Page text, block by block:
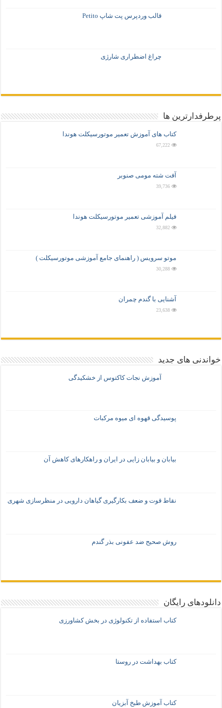
قالب وردپرس پت شاپ Petito
چراغ اضطراری شارژی
پرطرفدارترین ها
کتاب های آموزش تعمیر موتورسیکلت هوندا
67,222
آفت شته مومی صنوبر
39,736
فیلم آموزشی تعمیر موتورسیکلت هوندا
32,882
موتو سرویس ( راهنمای جامع آموزشی موتورسیکلت )
30,288
آشنایی با گندم چمران
23,638
خواندنی های جدید
آموزش نجات کاکتوس از خشکیدگی
پوسیدگی قهوه ای میوه مرکبات
بیابان و بیابان زایی در ایران و راهکارهای کاهش آن
نقاط قوت و ضعف بکارگیری گیاهان دارویی در منظرسازی شهری
روش صحیح ضد عفونی بذر گندم
دانلودهای رایگان
کتاب استفاده از تکنولوژی در بخش کشاورزی
کتاب بهداشت در روستا
کتاب آموزش طبخ آبزیان